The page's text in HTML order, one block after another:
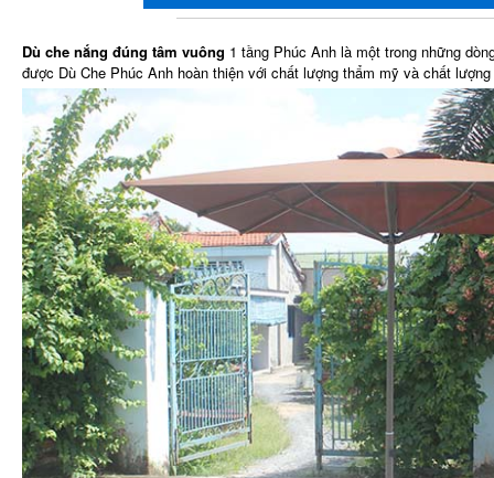
Dù che nắng đúng tâm vuông 1 tầng Phúc Anh là một trong những
được Dù Che Phúc Anh hoàn thiện với chất lượng thẩm mỹ và chất